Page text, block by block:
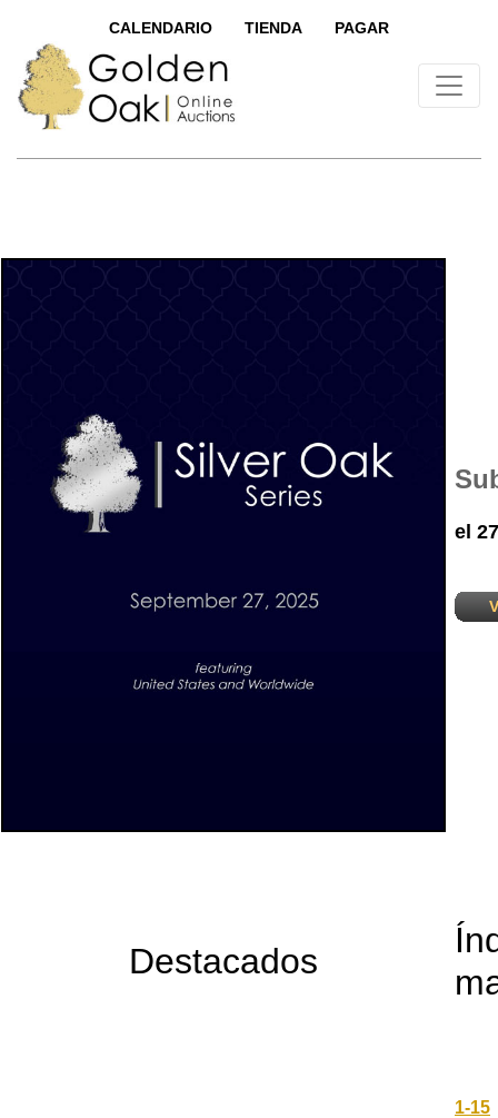
CALENDARIO TIENDA PAGAR
el
Destacados
1-15